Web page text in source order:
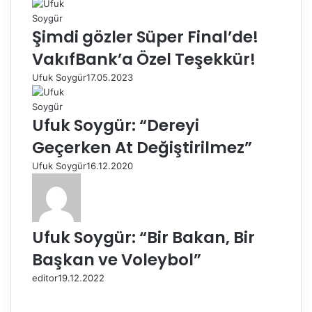
Şimdi gözler Süper Final’de!
VakıfBank’a Özel Teşekkür!
Ufuk Soygür17.05.2023
Ufuk Soygür: “Dereyi
Geçerken At Değiştirilmez”
Ufuk Soygür16.12.2020
Ufuk Soygür: “Bir Bakan, Bir
Başkan ve Voleybol”
editor19.12.2022